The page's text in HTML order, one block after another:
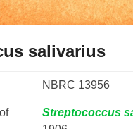
salivarius
NBRC 13956
Streptococcus